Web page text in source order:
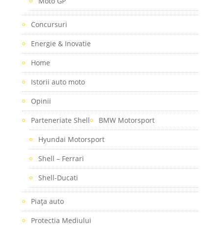
Concursuri
Energie & Inovatie
Home
Istorii auto moto
Opinii
Parteneriate Shell BMW Motorsport
Hyundai Motorsport
Shell – Ferrari
Shell-Ducati
Piaţa auto
Protectia Mediului